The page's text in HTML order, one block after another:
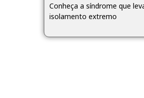
Conheça a síndrome que
isolamento extremo